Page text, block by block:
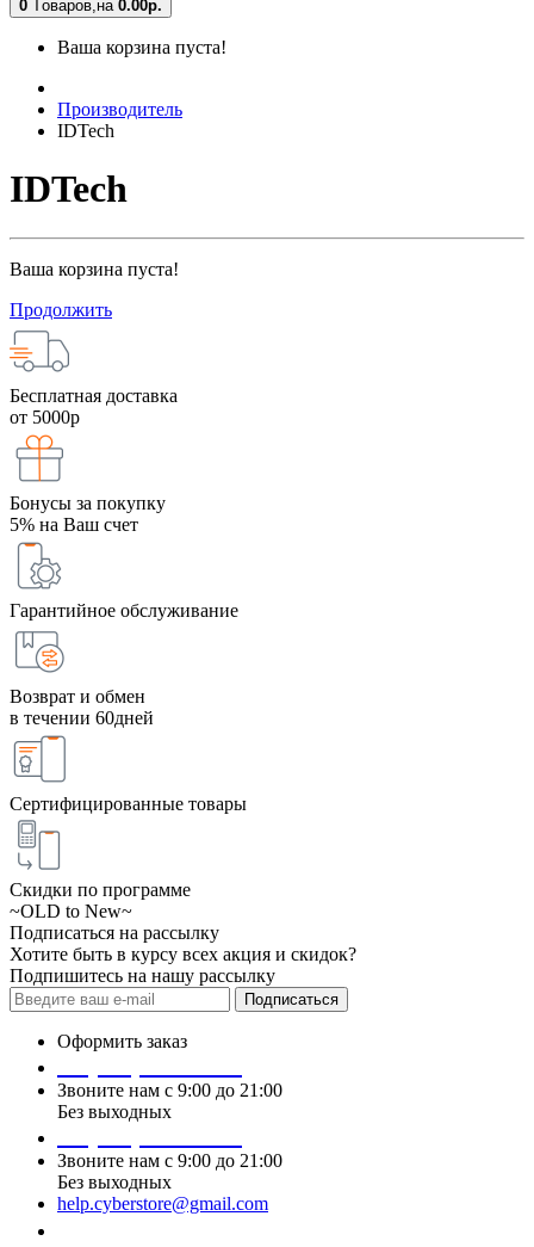
0 Tоваров,на 0.00р.
Ваша корзина пуста!
Производитель
IDTech
IDTech
Ваша корзина пуста!
Продолжить
Бесплатная доставка
от 5000р
Бонусы за покупку
5% на Ваш счет
Гарантийное обслуживание
Возврат и обмен
в течении 60дней
Сертифицированные товары
Скидки по программе
~OLD to New~
Подписаться на рассылку
Хотите быть в курсу всех акция и скидок?
Подпишитесь на нашу рассылку
Подписаться
Оформить заказ
Звоните нам с 9:00 до 21:00
Без выходных
Звоните нам с 9:00 до 21:00
Без выходных
help.cyberstore@gmail.com